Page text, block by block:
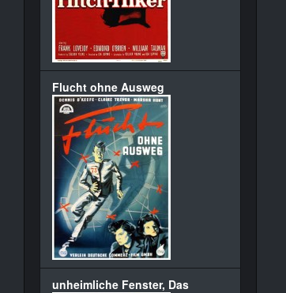
Flucht ohne Ausweg
unheimliche Fenster, Das